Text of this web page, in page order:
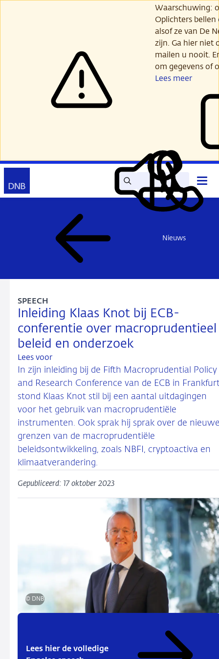
Waarschuwing:
Oplichters
alsof ze van De
zijn. Ga hier niet
mailen u nooit.
om gegevens of
Lees meer
Zoek Lees
voor
Mijn
DNB
Contact
Nieuws
Inleiding Klaas Knot bij ECB-
conferentie over macroprudentieel
beleid en onderzoek
SPEECH
Lees voor
In zijn inleiding bij de Fifth Macroprudential Policy
and Research Conference van de ECB in
stond Klaas Knot stil bij een aantal uitdagingen
voor het gebruik van macroprudentiële
instrumenten. Ook sprak hij sprak over de
grenzen van de macroprudentiële
beleidsontwikkeling, zoals NBFI, cryptoactiva en
klimaatverandering.
Gepubliceerd: 17 oktober 2023
© DNB
Lees hier de volledige